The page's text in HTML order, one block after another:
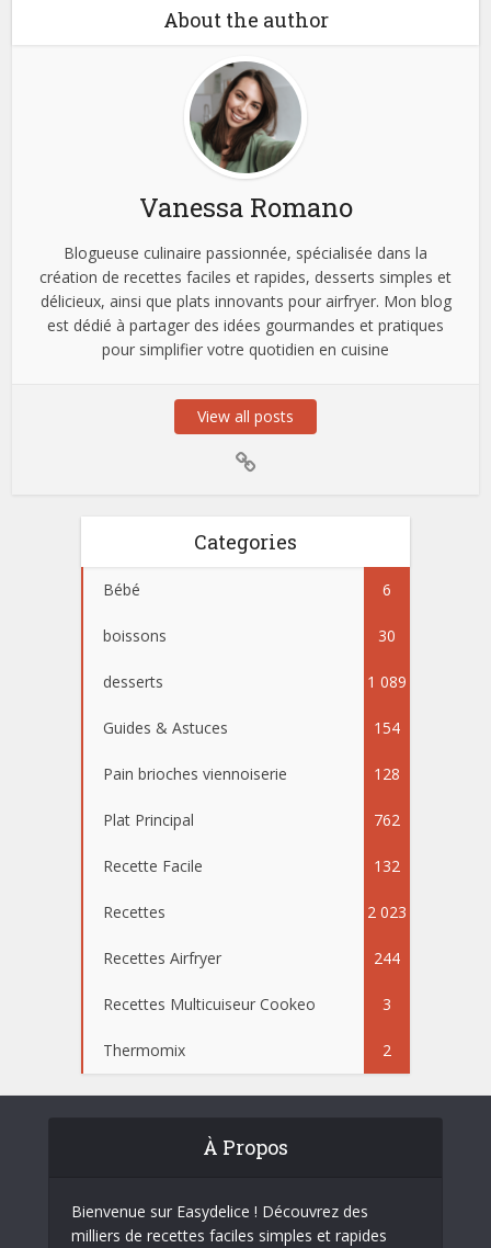
About the author
Vanessa Romano
Blogueuse culinaire passionnée, spécialisée dans la
création de recettes faciles et rapides, desserts simples et
délicieux, ainsi que plats innovants pour airfryer. Mon blog
est dédié à partager des idées gourmandes et pratiques
pour simplifier votre quotidien en cuisine
View all posts
Categories
Bébé 6
boissons 30
desserts 1 089
Guides & Astuces 154
Pain brioches viennoiserie 128
Plat Principal 762
Recette Facile 132
Recettes 2 023
Recettes Airfryer 244
Recettes Multicuiseur Cookeo 3
Thermomix 2
À Propos
Bienvenue sur Easydelice ! Découvrez des
milliers de recettes faciles simples et rapides